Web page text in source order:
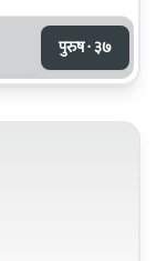
पुरुष · ३७